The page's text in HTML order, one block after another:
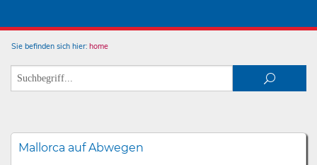
Sie befinden sich hier: home
Mallorca auf Abwegen